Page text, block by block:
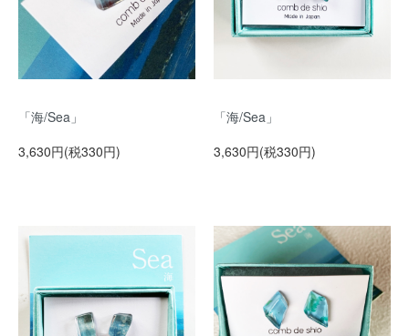
「海/Sea」
3,630円(税330円)
「海/Sea」
3,630円(税330円)